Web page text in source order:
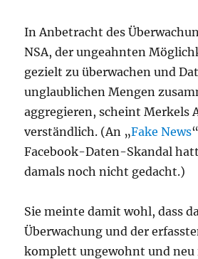
In Anbetracht des
NSA, der ungeahnten
gezielt zu überwachen und
unglaublichen Mengen
aggregieren, scheint Merkels
verständlich. (An „Fake News
Facebook-Daten-Skandal
damals noch nicht gedacht.)
Sie meinte damit wohl, dass
Überwachung und der
komplett ungewohnt und neu